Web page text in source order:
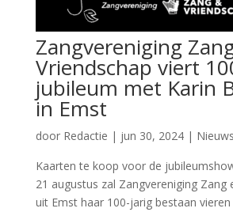
Zangvereniging
Vriendschap viert
jubileum met Karin
in Emst
door Redactie | jun 30, 2024| Nieuws
Kaarten te koop voor de
21 augustus zal Zangvereniging Zang
uit Emst haar 100-jarig bestaan